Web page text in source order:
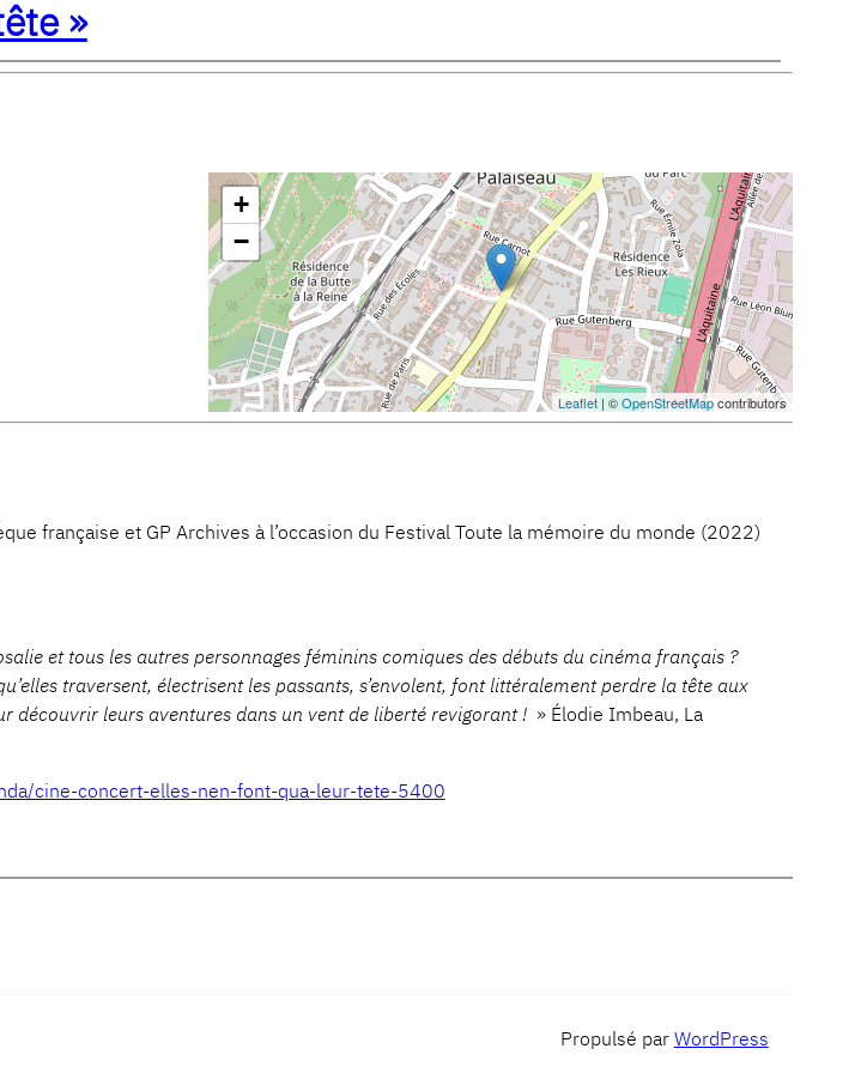
»
+
−
Leaflet | ©OpenStreetMapcontributors
française et GP Archives à l’occasion du Festival Toute la mémoire du monde (2022)
et tous les autres personnages féminins comiques des débuts du cinéma français ?
traversent, électrisent les passants, s’envolent, font littéralement perdre la tête aux
découvrir leurs aventures dans un vent de liberté revigorant !» Élodie Imbeau, La
cine-concert-elles-nen-font-qua-leur-tete-5400
Propulsé par WordPress